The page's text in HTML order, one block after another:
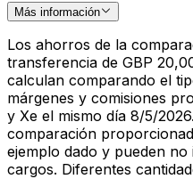
Más información
Los ahorros de la
transferencia de GBP
calculan comparando el
márgenes y comisiones
y Xe el mismo día 8/5/
comparación
ejemplo dado y pueden
cargos. Diferentes